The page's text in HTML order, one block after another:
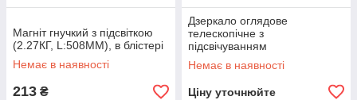
Магніт гнучкий з підсвіткою
(2.27КГ, L:508ММ), в блістері
Немає в наявності
213 ₴
Дзеркало оглядове
телескопічне з
підсвічуванням
2LED(50х80мм, 285-876мм),
в блістері Forsage F-617RL2
Немає в наявності
Ціну уточнюйте